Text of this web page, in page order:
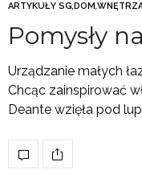
ARTYKUŁY SG,DOM,
Pomysły
Urządzanie małych
Chcąc zainspirować
Deante wzięła pod